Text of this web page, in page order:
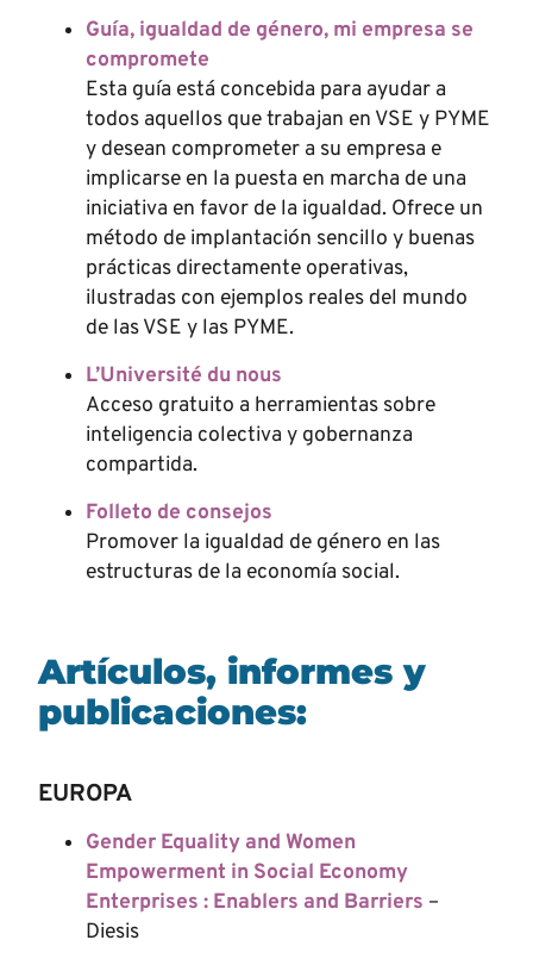
Guía, igualdad de género, mi empresa se
compromete
Esta guía está concebida para ayudar a
todos aquellos que trabajan en VSE y PYME
y desean comprometer a su empresa e
implicarse en la puesta en marcha de una
iniciativa en favor de la igualdad. Ofrece un
método de implantación sencillo y buenas
prácticas directamente operativas,
ilustradas con ejemplos reales del mundo
de las VSE y las PYME.
L’Université du nous
Acceso gratuito a herramientas sobre
inteligencia colectiva y gobernanza
compartida.
Folleto de consejos
Promover la igualdad de género en las
estructuras de la economía social.
Artículos, informes y
publicaciones:
EUROPA
Gender Equality and Women
Empowerment in Social Economy
Enterprises : Enablers and Barriers –
Diesis